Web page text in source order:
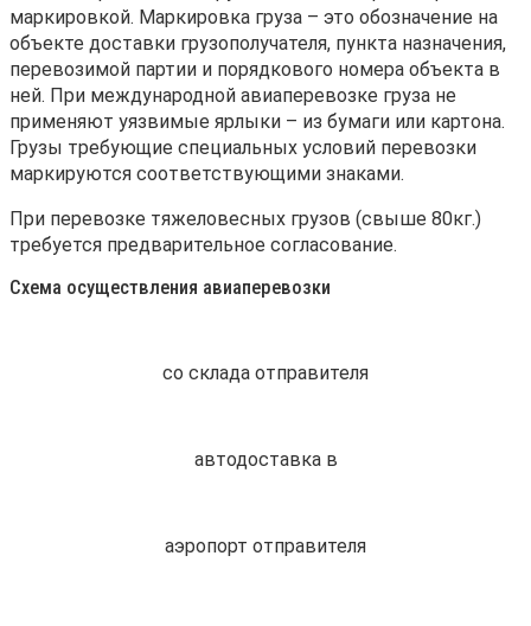
маркировкой. Маркировка груза – это обозначение на
объекте доставки грузополучателя, пункта назначения,
перевозимой партии и порядкового номера объекта в
ней. При международной авиаперевозке груза не
применяют уязвимые ярлыки – из бумаги или картона.
Грузы требующие специальных условий перевозки
маркируются соответствующими знаками.
При перевозке тяжеловесных грузов (свыше 80кг.)
требуется предварительное согласование.
Схема осуществления авиаперевозки
со склада отправителя
автодоставка в
аэропорт отправителя